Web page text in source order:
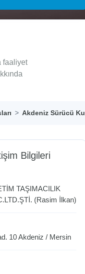
faaliyet
Akdeniz Sürücü
Bilgileri
TAŞIMACILIK
(Rasim İlkan)
10Akdeniz / Mersin